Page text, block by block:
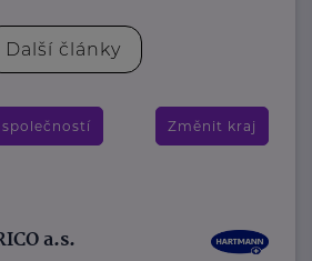
Další články
Změnit kraj
a.s.